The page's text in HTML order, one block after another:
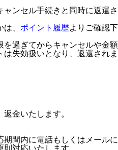
ンセル手続きと同時に返還さ
、 ポイント履歴よりご確認下
過ぎてからキャンセルや金額
失効扱いとなり、返還されま
金いたします。
間内に電話もしくはメールに